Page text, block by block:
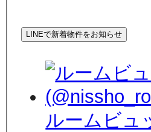
LINEで新着物件をお知らせ
ルームビュ